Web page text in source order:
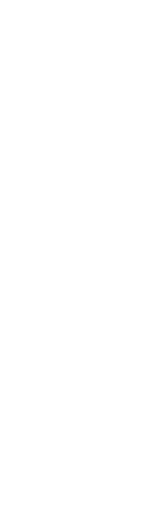
Für Werbezwecke
Webseite
Rennfahrer, die
kontrollierten
nicht, diese oder
wenn Ihr
Leistungsfähigkeit
Lesen und beachten
Ihrem Fahrzeug.
an, die wichtige
Sicherheit enthält,
Werden Warnungen
unsachgemäß
sogar tödlichen
Anleitungen und
zutreffenden
ein. Tragen Sie stets
angemessene
dass das Führen
Alkohol/Drogen nicht